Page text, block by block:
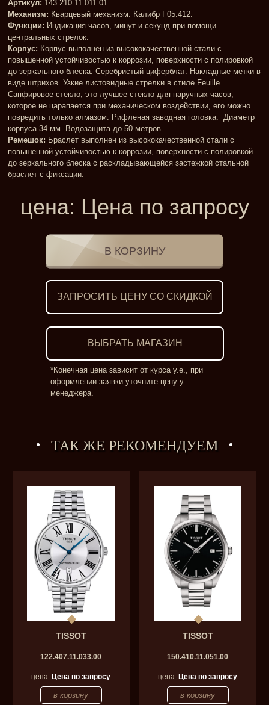
Артикул: 143.210.11.011.01
Механизм: Кварцевый механизм. Калибр F05.412.
Функции: Индикация часов, минут и секунд при помощи
центральных стрелок.
Корпус: Корпус выполнен из высококачественной стали с
повышенной устойчивостью к коррозии, поверхности с полировкой
до зеркального блеска. Серебристый циферблат. Накладные метки в
виде штрихов. Узкие листовидные стрелки в стиле Feuille.
Сапфировое стекло, это лучшее стекло для наручных часов,
которое не царапается при механическом воздействии, его можно
повредить только алмазом. Рифленая заводная головка. Диаметр
корпуса 34 мм. Водозащита до 50 метров.
Ремешок: Браслет выполнен из высококачественной стали с
повышенной устойчивостью к коррозии, поверхности с полировкой
до зеркального блеска с раскладывающейся застежкой стальной
браслет с фиксации.
цена: Цена по запросу
ЗАПРОСИТЬ ЦЕНУ СО СКИДКОЙ
ВЫБРАТЬ МАГАЗИН
*Конечная цена зависит от курса у.е., при
оформлении заявки уточните цену у
менеджера.
ТАК ЖЕ РЕКОМЕНДУЕМ
TISSOT
122.407.11.033.00
цена:Цена по запросу
TISSOT
150.410.11.051.00
цена:Цена по запросу